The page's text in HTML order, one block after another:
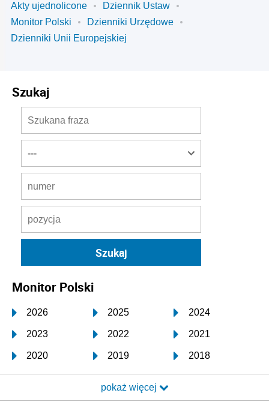
Akty ujednolicone
Dziennik Ustaw
Monitor Polski
Dzienniki Urzędowe
Dzienniki Unii Europejskiej
Szukaj
Monitor Polski
2026 2025 2024
2023 2022 2021
2020 2019 2018
2017 2016 2015
2014 2013 2012
pokaż więcej